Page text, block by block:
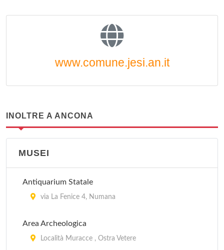
www.comune.jesi.an.it
INOLTRE A ANCONA
MUSEI
Antiquarium Statale
via La Fenice 4, Numana
Area Archeologica
Località Muracce , Ostra Vetere